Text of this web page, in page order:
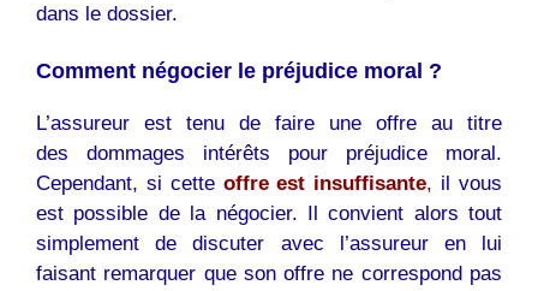
dans le dossier.
Comment négocier le préjudice moral ?
L’assureur est tenu de faire une offre au titre
des dommages intérêts pour préjudice moral.
Cependant, si cette offre est insuffisante, il vous
est possible de la négocier. Il convient alors tout
simplement de discuter avec l’assureur en lui
faisant remarquer que son offre ne correspond pas